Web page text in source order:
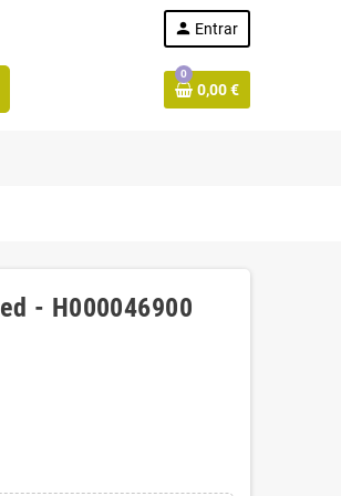
person Entrar
0
0,00 €
- H000046900